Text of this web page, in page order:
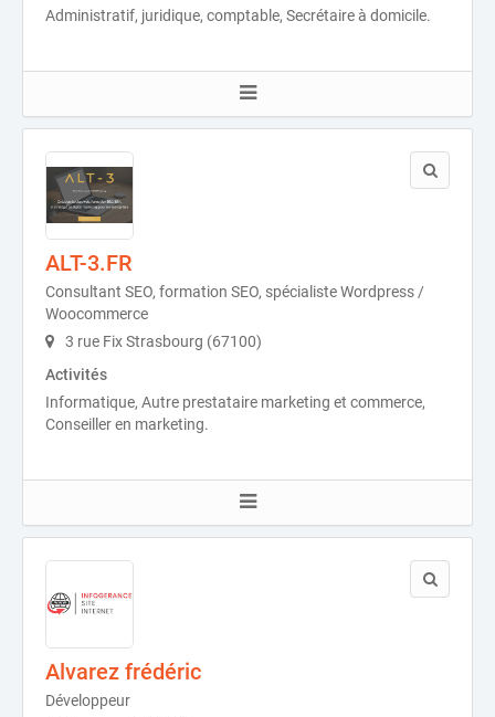
Administratif, juridique, comptable, Secrétaire à domicile.
ALT-3.FR
Consultant SEO, formation SEO, spécialiste Wordpress /
Woocommerce
3 rue Fix Strasbourg (67100)
Activités
Informatique, Autre prestataire marketing et commerce,
Conseiller en marketing.
Alvarez frédéric
Développeur